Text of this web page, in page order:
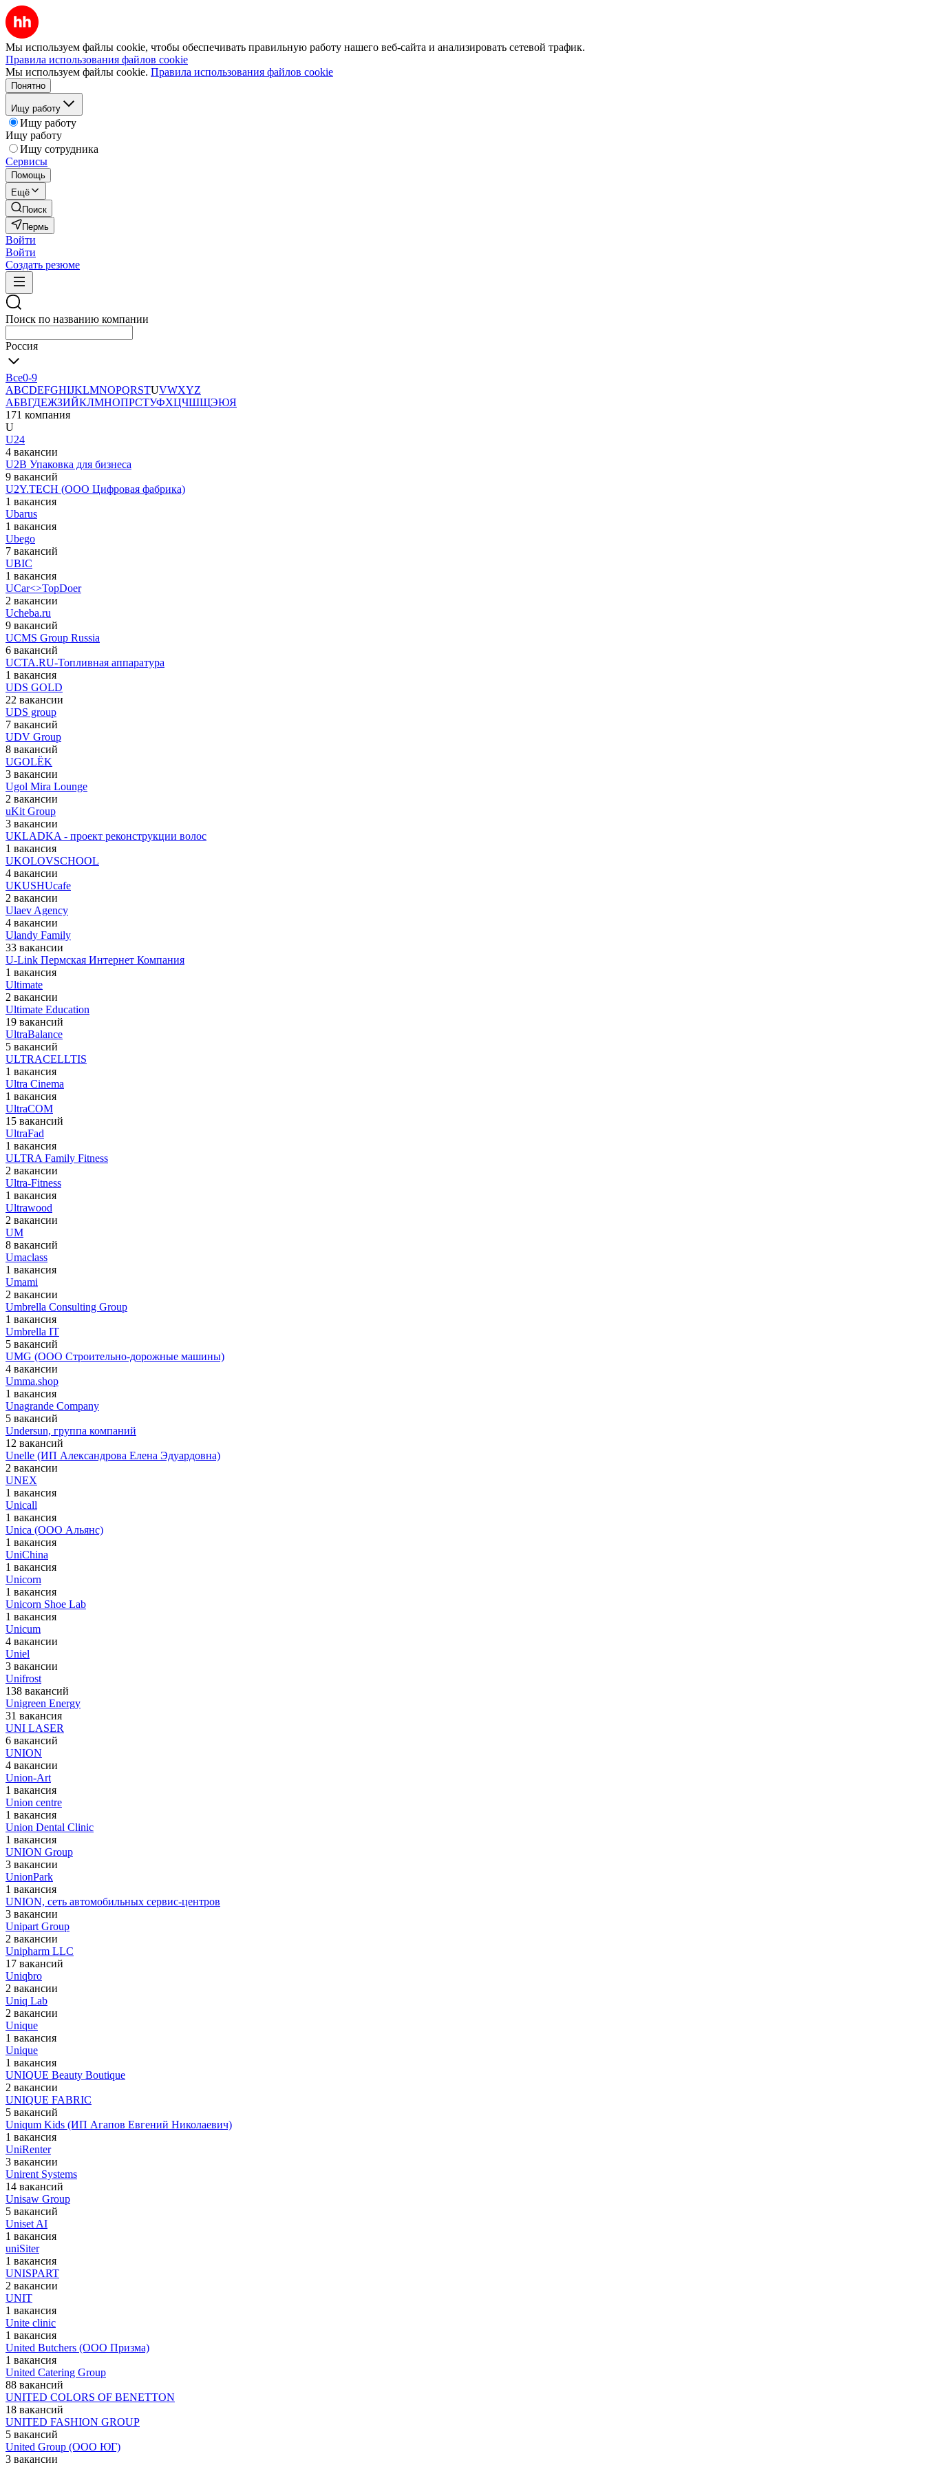
Мы используем файлы cookie, чтобы обеспечивать правильную работу нашего веб-сайта и анализировать сетевой трафик.
Правила использования файлов cookie
Мы используем файлы cookie. Правила использования файлов cookie
Понятно
Ищу работу
Ищу работу
Ищу работу
Ищу сотрудника
Сервисы
Помощь
Ещё
Поиск
Пермь
Войти
Войти
Создать резюме
Поиск по названию компании
Россия
Все0-9
ABCDEFGHIJKLMNOPQRSTUVWXYZ
АБВГДЕЖЗИЙКЛМНОПРСТУФХЦЧШЩЭЮЯ
171 компания
U
U24
4 вакансии
U2B Упаковка для бизнеса
9 вакансий
U2Y.TECH (ООО Цифровая фабрика)
1 вакансия
Ubarus
1 вакансия
Ubego
7 вакансий
UBIC
1 вакансия
UCar<>TopDoer
2 вакансии
Ucheba.ru
9 вакансий
UCMS Group Russia
6 вакансий
UCTA.RU-Топливная аппаратура
1 вакансия
UDS GOLD
22 вакансии
UDS group
7 вакансий
UDV Group
8 вакансий
UGOLЁK
3 вакансии
Ugol Mira Lounge
2 вакансии
uKit Group
3 вакансии
UKLADKA - проект реконструкции волос
1 вакансия
UKOLOVSCHOOL
4 вакансии
UKUSHUcafe
2 вакансии
Ulaev Agency
4 вакансии
Ulandy Family
33 вакансии
U-Link Пермская Интернет Компания
1 вакансия
Ultimate
2 вакансии
Ultimate Education
19 вакансий
UltraBalance
5 вакансий
ULTRACELLTIS
1 вакансия
Ultra Cinema
1 вакансия
UltraCOM
15 вакансий
UltraFad
1 вакансия
ULTRA Family Fitness
2 вакансии
Ultra-Fitness
1 вакансия
Ultrawood
2 вакансии
UM
8 вакансий
Umaclass
1 вакансия
Umami
2 вакансии
Umbrella Consulting Group
1 вакансия
Umbrella IT
5 вакансий
UMG (ООО Строительно-дорожные машины)
4 вакансии
Umma.shop
1 вакансия
Unagrande Company
5 вакансий
Undersun, группа компаний
12 вакансий
Unelle (ИП Александрова Елена Эдуардовна)
2 вакансии
UNEX
1 вакансия
Unicall
1 вакансия
Unica (ООО Альянс)
1 вакансия
UniChina
1 вакансия
Unicorn
1 вакансия
Unicorn Shoe Lab
1 вакансия
Unicum
4 вакансии
Uniel
3 вакансии
Unifrost
138 вакансий
Unigreen Energy
31 вакансия
UNI LASER
6 вакансий
UNION
4 вакансии
Union-Art
1 вакансия
Union centre
1 вакансия
Union Dental Clinic
1 вакансия
UNION Group
3 вакансии
UnionPark
1 вакансия
UNION, сеть автомобильных сервис-центров
3 вакансии
Unipart Group
2 вакансии
Unipharm LLC
17 вакансий
Uniqbro
2 вакансии
Uniq Lab
2 вакансии
Unique
1 вакансия
Unique
1 вакансия
UNIQUE Beauty Boutique
2 вакансии
UNIQUE FABRIC
5 вакансий
Uniqum Kids (ИП Агапов Евгений Николаевич)
1 вакансия
UniRenter
3 вакансии
Unirent Systems
14 вакансий
Unisaw Group
5 вакансий
Uniset AI
1 вакансия
uniSiter
1 вакансия
UNISPART
2 вакансии
UNIT
1 вакансия
Unite clinic
1 вакансия
United Butchers (ООО Призма)
1 вакансия
United Catering Group
88 вакансий
UNITED COLORS OF BENETTON
18 вакансий
UNITED FASHION GROUP
5 вакансий
United Group (ООО ЮГ)
3 вакансии